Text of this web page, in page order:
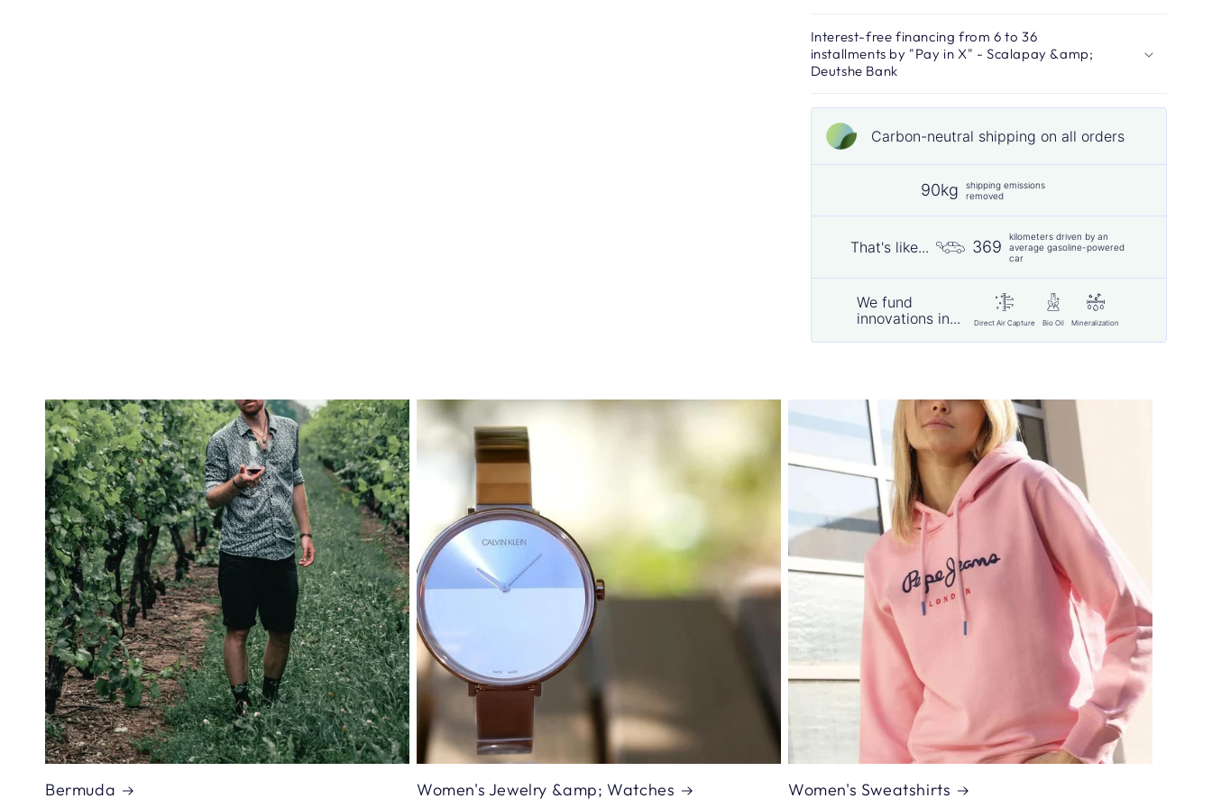
Interest-free financing from 6 to 36
installments by "Pay in X" - Scalapay &amp;
Deutshe Bank
Carbon-neutral shipping on all orders
90kg
shipping emissions
removed
That's like... 369
kilometers driven by an
average gasoline-powered
car
We fund
innovations in...
Direct Air Capture Bio Oil Mineralization
Bermuda Women's Jewelry &amp; Watches Women's Sweatshirts